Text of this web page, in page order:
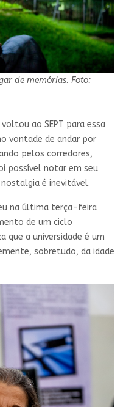
de memórias. Foto:
ao SEPT para essa
vontade de andar por
pelos corredores,
possível notar em seu
é inevitável.
na última terça-feira
de um ciclo
que a universidade é um
sobretudo, da idade